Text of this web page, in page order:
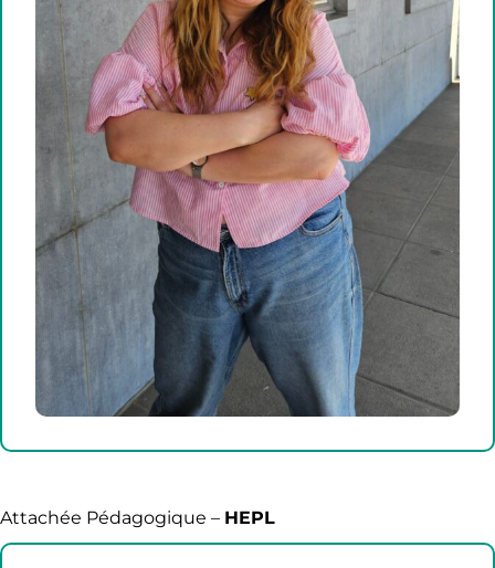
Attachée Pédagogique – HEPL